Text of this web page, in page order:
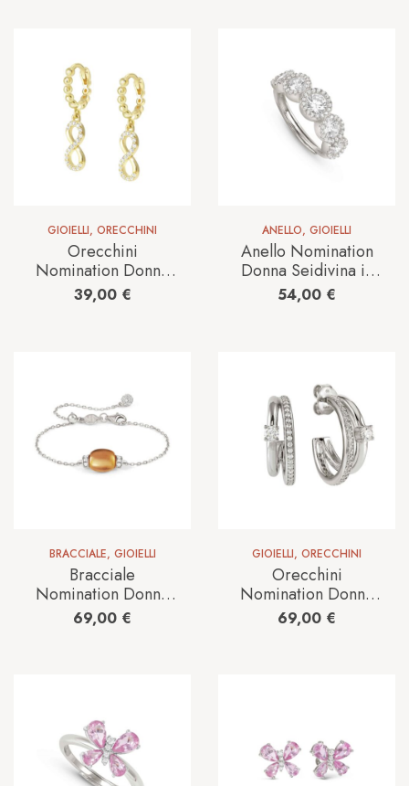
GIOIELLI, ORECCHINI
Orecchini
Nomination Donna
Lovecloud in
Argento
39,00 €
ANELLO, GIOIELLI
Anello Nomination
Donna Seidivina in
Argento Cubic
Zirconia
54,00 €
BRACCIALE, GIOIELLI
Bracciale
Nomination Donna
Myradiance in
Argento
69,00 €
GIOIELLI, ORECCHINI
Orecchini
Nomination Donna
Cosmiclove in
Argento
69,00 €